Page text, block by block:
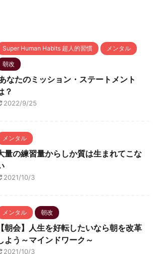
Super Human Habits 超人的習慣 メンタル
朝改
なたのミッション・ステートメント
？
2022/9/25
メンタル
量の練習量からしか質は生まれてこな
2021/10/3
メンタル 朝改
【朝会】人生を好転したいなら朝を改革
よう～マインドワーク～
2021/10/3